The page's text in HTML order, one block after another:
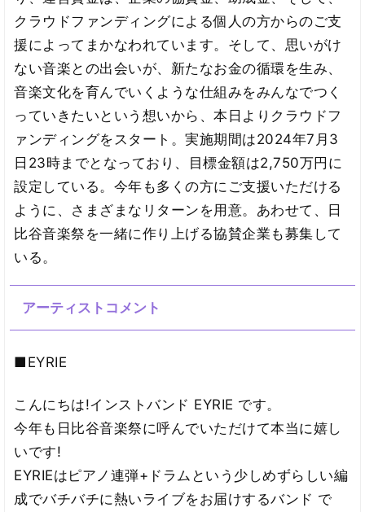
クラウドファンディングによる個人の方からのご支
援によってまかなわれています。そして、思いがけ
ない音楽との出会いが、新たなお金の循環を生み、
音楽文化を育んでいくような仕組みをみんなでつく
っていきたいという想いから、本日よりクラウドフ
ァンディングをスタート。実施期間は2024年7月3
日23時までとなっており、目標金額は2,750万円に
設定している。今年も多くの方にご支援いただける
ように、さまざまなリターンを用意。あわせて、日
比谷音楽祭を一緒に作り上げる協賛企業も募集して
いる。
アーティストコメント
■EYRIE
こんにちは!インストバンド EYRIE です。
今年も日比谷音楽祭に呼んでいただけて本当に嬉し
いです!
EYRIEはピアノ連弾+ドラムという少しめずらしい編
成でバチバチに熱いライブをお届けするバンド で